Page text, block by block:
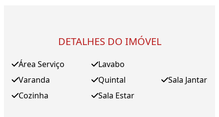
DETALHES DO IMÓVEL
Área Serviço
Varanda
Cozinha
Lavabo
Quintal
Sala Estar
Sala Jantar